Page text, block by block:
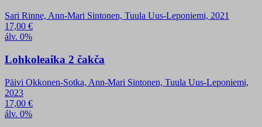
Sari Rinne, Ann-Mari Sintonen, Tuula Uus-Leponiemi, 2021
17,00 €
álv. 0%
Lohkoleaika 2 čakča
Päivi Okkonen-Sotka, Ann-Mari Sintonen, Tuula Uus-Leponiemi,
2023
17,00 €
álv. 0%